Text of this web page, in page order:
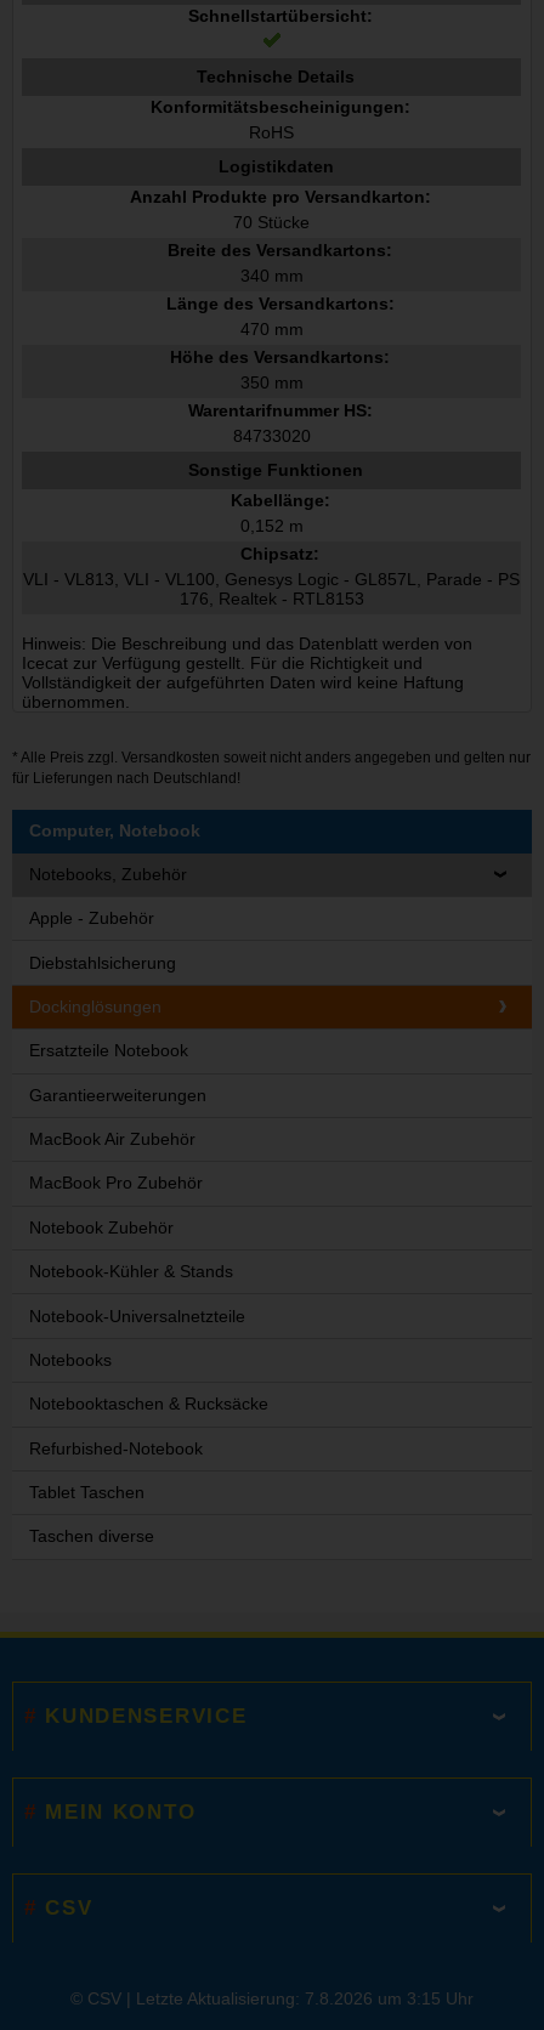
Schnellstartübersicht:
Technische Details
Konformitätsbescheinigungen:
RoHS
Logistikdaten
Anzahl Produkte pro Versandkarton:
70 Stücke
Breite des Versandkartons:
340 mm
Länge des Versandkartons:
470 mm
Höhe des Versandkartons:
350 mm
Warentarifnummer HS:
84733020
Sonstige Funktionen
Kabellänge:
0,152 m
Chipsatz:
VLI - VL813, VLI - VL100, Genesys Logic - GL857L, Parade - PS
176, Realtek - RTL8153
Hinweis: Die Beschreibung und das Datenblatt werden von
Icecat zur Verfügung gestellt. Für die Richtigkeit und
Vollständigkeit der aufgeführten Daten wird keine Haftung
übernommen.
* Alle Preis zzgl. Versandkosten soweit nicht anders angegeben und gelten nur
für Lieferungen nach Deutschland!
Computer, Notebook
Notebooks, Zubehör
Apple - Zubehör
Diebstahlsicherung
Dockinglösungen
Ersatzteile Notebook
Garantieerweiterungen
MacBook Air Zubehör
MacBook Pro Zubehör
Notebook Zubehör
Notebook-Kühler & Stands
Notebook-Universalnetzteile
Notebooks
Notebooktaschen & Rucksäcke
Refurbished-Notebook
Tablet Taschen
Taschen diverse
KUNDENSERVICE
MEIN KONTO
CSV
© CSV | Letzte Aktualisierung: 7.8.2026 um 3:15 Uhr